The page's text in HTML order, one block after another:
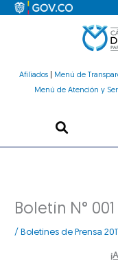
Afiliados| Menú de
Menú de Atención y
Boletín N° 001
/ Boletines de Prensa